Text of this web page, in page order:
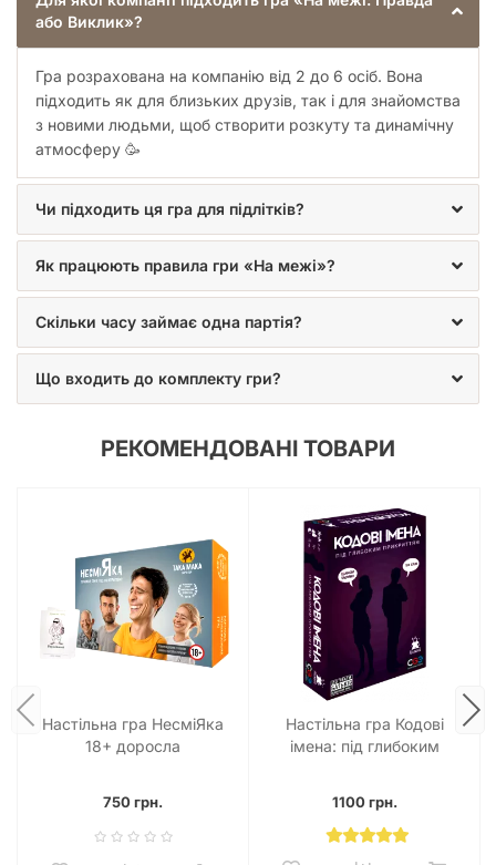
або Виклик»?
Гра розрахована на компанію від 2 до 6 осіб. Вона
підходить як для близьких друзів, так і для знайомства
з новими людьми, щоб створити розкуту та динамічну
атмосферу 🥳
Чи підходить ця гра для підлітків?
Як працюють правила гри «На межі»?
Скільки часу займає одна партія?
Що входить до комплекту гри?
РЕКОМЕНДОВАНІ ТОВАРИ
Настільна гра НесміЯка
18+ доросла
750 грн.
Настільна гра Кодові
імена: під глибоким
1100 грн.